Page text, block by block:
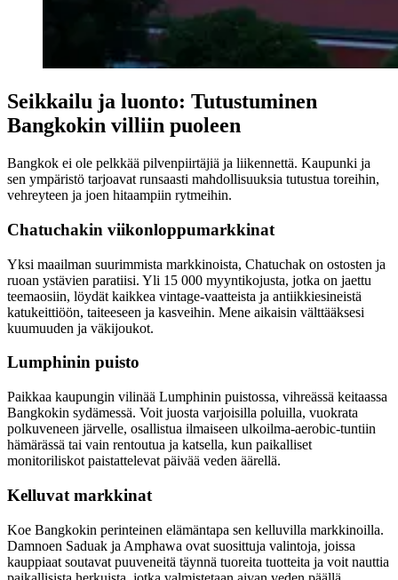
Seikkailu ja luonto: Tutustuminen
Bangkokin villiin puoleen
Bangkok ei ole pelkkää pilvenpiirtäjiä ja liikennettä. Kaupunki ja
sen ympäristö tarjoavat runsaasti mahdollisuuksia tutustua toreihin,
vehreyteen ja joen hitaampiin rytmeihin.
Chatuchakin viikonloppumarkkinat
Yksi maailman suurimmista markkinoista, Chatuchak on ostosten ja
ruoan ystävien paratiisi. Yli 15 000 myyntikojusta, jotka on jaettu
teemaosiin, löydät kaikkea vintage-vaatteista ja antiikkiesineistä
katukeittiöön, taiteeseen ja kasveihin. Mene aikaisin välttääksesi
kuumuuden ja väkijoukot.
Lumphinin puisto
Paikkaa kaupungin vilinää Lumphinin puistossa, vihreässä keitaassa
Bangkokin sydämessä. Voit juosta varjoisilla poluilla, vuokrata
polkuveneen järvelle, osallistua ilmaiseen ulkoilma-aerobic-tuntiin
hämärässä tai vain rentoutua ja katsella, kun paikalliset
monitoriliskot paistattelevat päivää veden äärellä.
Kelluvat markkinat
Koe Bangkokin perinteinen elämäntapa sen kelluvilla markkinoilla.
Damnoen Saduak ja Amphawa ovat suosittuja valintoja, joissa
kauppiaat soutavat puuveneitä täynnä tuoreita tuotteita ja voit nauttia